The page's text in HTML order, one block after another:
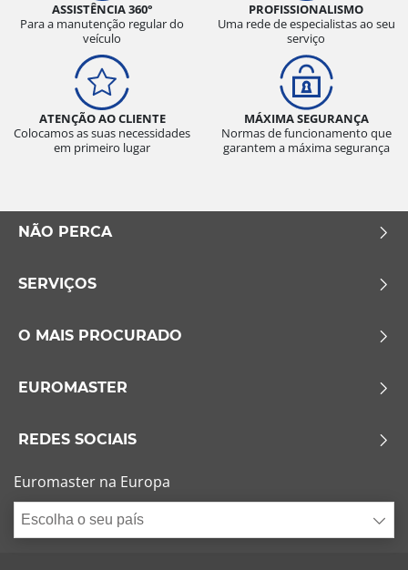
ASSISTÊNCIA 360°
Para a manutenção regular do
veículo
PROFISSIONALISMO
Uma rede de especialistas ao seu
serviço
ATENÇÃO AO CLIENTE
Colocamos as suas necessidades
em primeiro lugar
MÁXIMA SEGURANÇA
Normas de funcionamento que
garantem a máxima segurança
NÃO PERCA
SERVIÇOS
O MAIS PROCURADO
EUROMASTER
REDES SOCIAIS
Euromaster na Europa
Escolha o seu país